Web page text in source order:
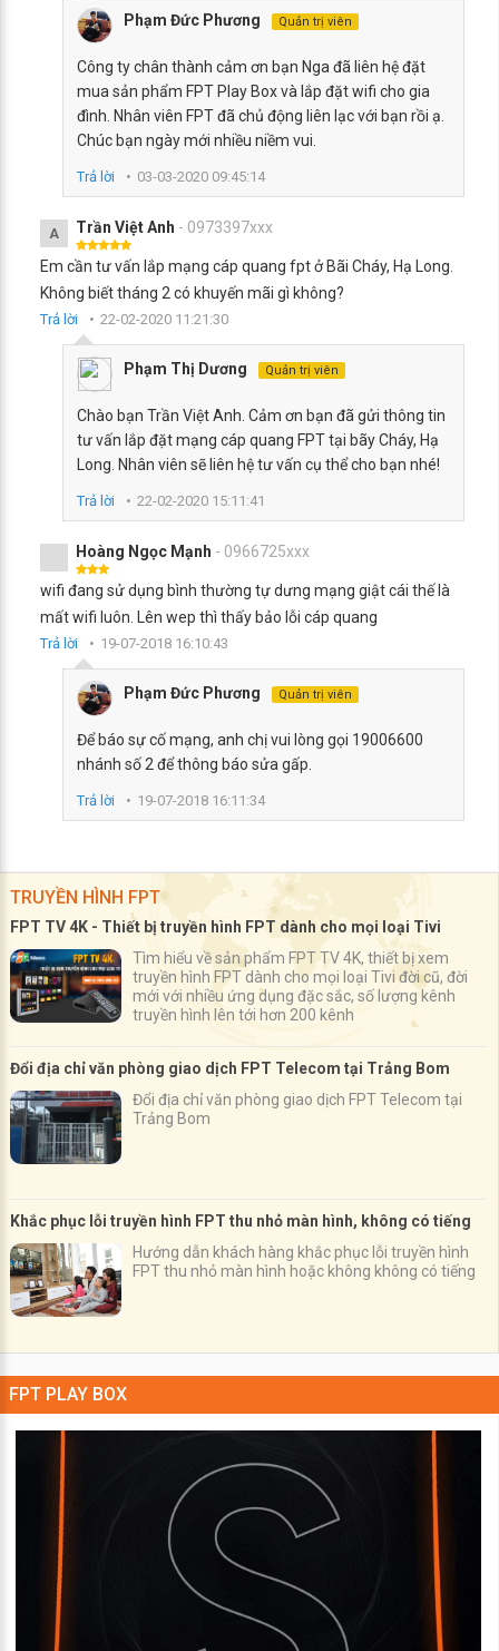
Phạm Đức Phương Quản trị viên
Công ty chân thành cảm ơn bạn Nga đã liên hệ đặt
mua sản phẩm FPT Play Box và lắp đặt wifi cho gia
đình. Nhân viên FPT đã chủ động liên lạc với bạn rồi ạ.
Chúc bạn ngày mới nhiều niềm vui.
Trả lời 03-03-2020 09:45:14
A Trần Việt Anh - 0973397xxx
Em cần tư vấn lắp mạng cáp quang fpt ở Bãi Cháy, Hạ Long.
Không biết tháng 2 có khuyến mãi gì không?
Trả lời 22-02-2020 11:21:30
Phạm Thị Dương Quản trị viên
Chào bạn Trần Việt Anh. Cảm ơn bạn đã gửi thông tin
tư vấn lắp đặt mạng cáp quang FPT tại bãy Cháy, Hạ
Long. Nhân viên sẽ liên hệ tư vấn cụ thể cho bạn nhé!
Trả lời 22-02-2020 15:11:41
Hoàng Ngọc Mạnh - 0966725xxx
wifi đang sử dụng bình thường tự dưng mạng giật cái thế là
mất wifi luôn. Lên wep thì thấy bảo lỗi cáp quang
Trả lời 19-07-2018 16:10:43
Phạm Đức Phương Quản trị viên
Để báo sự cố mạng, anh chị vui lòng gọi 19006600
nhánh số 2 để thông báo sửa gấp.
Trả lời 19-07-2018 16:11:34
TRUYỀN HÌNH FPT
FPT TV 4K - Thiết bị truyền hình FPT dành cho mọi loại Tivi
Tìm hiểu về sản phẩm FPT TV 4K, thiết bị xem
truyền hình FPT dành cho mọi loại Tivi đời cũ, đời
mới với nhiều ứng dụng đặc sắc, số lượng kênh
truyền hình lên tới hơn 200 kênh
Đổi địa chỉ văn phòng giao dịch FPT Telecom tại Trảng Bom
Đổi địa chỉ văn phòng giao dịch FPT Telecom tại
Trảng Bom
Khắc phục lỗi truyền hình FPT thu nhỏ màn hình, không có tiếng
Hướng dẫn khách hàng khắc phục lỗi truyền hình
FPT thu nhỏ màn hình hoặc không không có tiếng
FPT PLAY BOX